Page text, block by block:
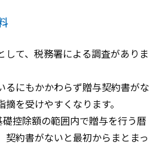
して、税務署による調査がありま
るにもかかわらず贈与契約書がな
を受けやすくなります。
控除額の範囲内で贈与を行う暦
契約書がないと最初からまとまっ